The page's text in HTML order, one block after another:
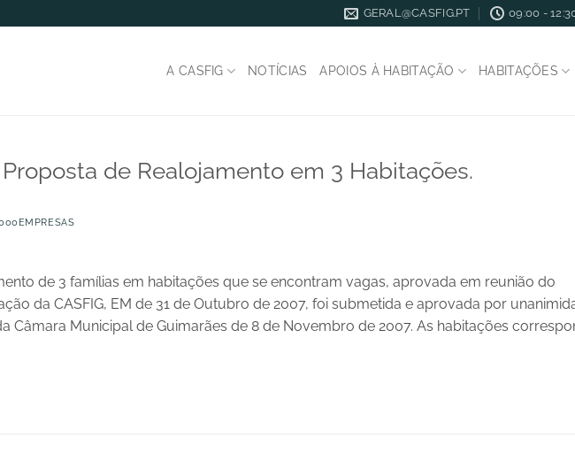
GERAL@CASFIG.PT 09:00 -
A CASFIG NOTÍCIAS APOIOS À HABITAÇÃO HABITAÇÕES
de Realojamento em 3 Habitações.
de 3 famílias em habitações que se encontram vagas, aprovada em reunião do
da CASFIG, EM de 31 de Outubro de 2007, foi submetida e aprovada por
Câmara Municipal de Guimarães de 8 de Novembro de 2007. As habitações